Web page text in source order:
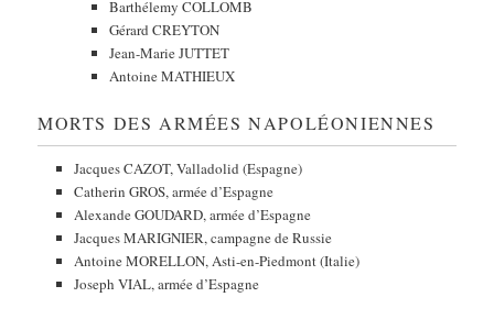
Barthélemy COLLOMB
Gérard CREYTON
Jean-Marie JUTTET
Antoine MATHIEUX
MORTS DES ARMÉES NAPOLÉONIENNES
Jacques CAZOT, Valladolid (Espagne)
Catherin GROS, armée d’Espagne
Alexande GOUDARD, armée d’Espagne
Jacques MARIGNIER, campagne de Russie
Antoine MORELLON, Asti-en-Piedmont (Italie)
Joseph VIAL, armée d’Espagne